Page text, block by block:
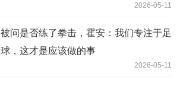
2026-05-11
被问是否练了拳击，霍安：我们专注于足
球，这才是应该做的事
2026-05-11